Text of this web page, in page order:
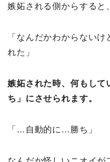
嫉妬される側からすると、
「なんだかわからない
れた」
嫉妬された時、何もして
ち」にさせられます。
「…自動的に…勝ち」